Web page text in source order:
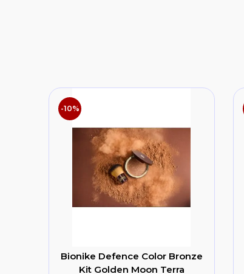
-10%
Bionike Defence Color Bronze
Kit Golden Moon Terra